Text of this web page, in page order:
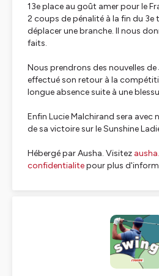
13e place au goût amer pour le
2 coups de pénalité à la fin du
déplacer une branche. Il nous
faits.
Nous prendrons des nouvelles de
effectué son retour à la
longue absence suite à une
Enfin Lucie Malchirand sera avec
de sa victoire sur le Sunshine
Hébergé par Ausha. Visitez
confidentialitepour plus